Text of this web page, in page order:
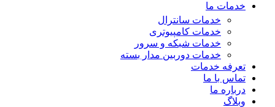
خدمات ما
خدمات سانترال
خدمات کامپیوتری
خدمات شبکه و سرور
خدمات دوربین مدار بسته
تعرفه خدمات
تماس با ما
درباره ما
وبلاگ